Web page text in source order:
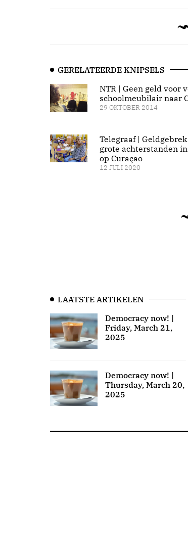
GERELATEERDE KNIPSELS
NTR | Geen geld voor
schoolmeubilair naar
29 OKTOBER 2014
Telegraaf |
grote achterstanden
op Curaçao
12 JULI 2020
LAATSTE ARTIKELEN
Democracy now! |
Friday, March 21,
2025
Democracy now! |
Thursday, March 20,
2025